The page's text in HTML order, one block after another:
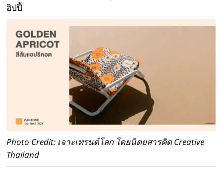
ฮิปปี้
Photo Credit: เจาะเทรนด์โลก โดยนิตยสารคิด Creative
Thailand